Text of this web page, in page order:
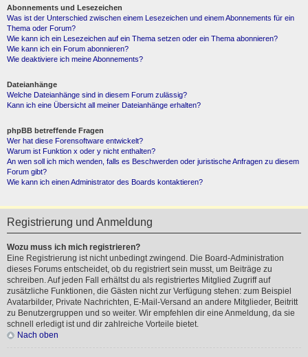
Abonnements und Lesezeichen
Was ist der Unterschied zwischen einem Lesezeichen und einem Abonnements für ein
Thema oder Forum?
Wie kann ich ein Lesezeichen auf ein Thema setzen oder ein Thema abonnieren?
Wie kann ich ein Forum abonnieren?
Wie deaktiviere ich meine Abonnements?
Dateianhänge
Welche Dateianhänge sind in diesem Forum zulässig?
Kann ich eine Übersicht all meiner Dateianhänge erhalten?
phpBB betreffende Fragen
Wer hat diese Forensoftware entwickelt?
Warum ist Funktion x oder y nicht enthalten?
An wen soll ich mich wenden, falls es Beschwerden oder juristische Anfragen zu diesem
Forum gibt?
Wie kann ich einen Administrator des Boards kontaktieren?
Registrierung und Anmeldung
Wozu muss ich mich registrieren?
Eine Registrierung ist nicht unbedingt zwingend. Die Board-Administration
dieses Forums entscheidet, ob du registriert sein musst, um Beiträge zu
schreiben. Auf jeden Fall erhältst du als registriertes Mitglied Zugriff auf
zusätzliche Funktionen, die Gästen nicht zur Verfügung stehen: zum Beispiel
Avatarbilder, Private Nachrichten, E-Mail-Versand an andere Mitglieder, Beitritt
zu Benutzergruppen und so weiter. Wir empfehlen dir eine Anmeldung, da sie
schnell erledigt ist und dir zahlreiche Vorteile bietet.
Nach oben